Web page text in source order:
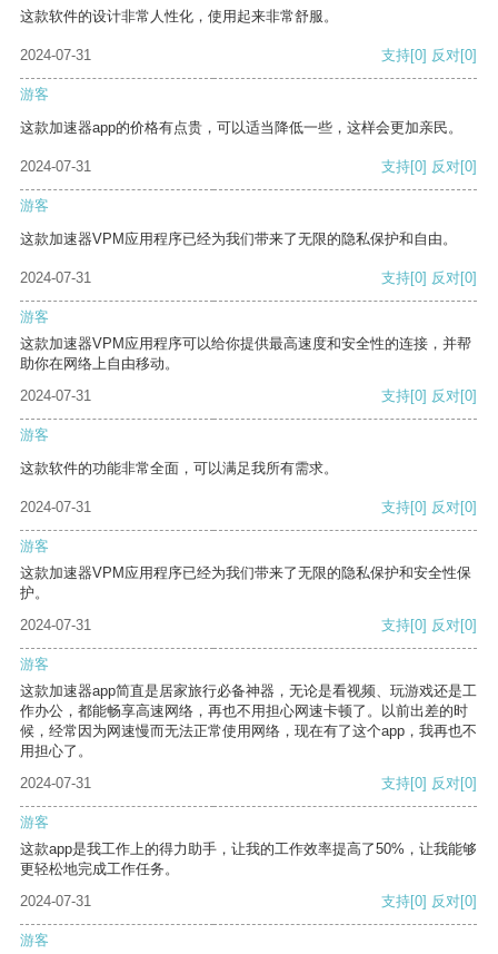
这款软件的设计非常人性化，使用起来非常舒服。
2024-07-31 支持[0] 反对[0]
游客
这款加速器app的价格有点贵，可以适当降低一些，这样会更加亲民。
2024-07-31 支持[0] 反对[0]
游客
这款加速器VPM应用程序已经为我们带来了无限的隐私保护和自由。
2024-07-31 支持[0] 反对[0]
游客
这款加速器VPM应用程序可以给你提供最高速度和安全性的连接，并帮
助你在网络上自由移动。
2024-07-31
支持[0] 反对[0]
游客
这款软件的功能非常全面，可以满足我所有需求。
2024-07-31 支持[0] 反对[0]
游客
这款加速器VPM应用程序已经为我们带来了无限的隐私保护和安全性保
护。
2024-07-31
支持[0] 反对[0]
游客
这款加速器app简直是居家旅行必备神器，无论是看视频、玩游戏还是工
作办公，都能畅享高速网络，再也不用担心网速卡顿了。以前出差的时
候，经常因为网速慢而无法正常使用网络，现在有了这个app，我再也不
用担心了。
2024-07-31
支持[0] 反对[0]
游客
这款app是我工作上的得力助手，让我的工作效率提高了50%，让我能够
更轻松地完成工作任务。
2024-07-31
支持[0] 反对[0]
游客